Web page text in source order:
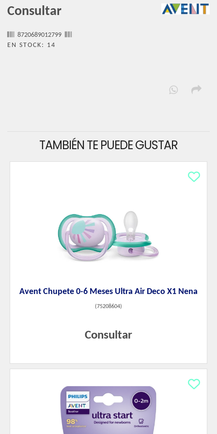
Consultar
8720689012799
EN STOCK: 14
TAMBIÉN TE PUEDE GUSTAR
Avent Chupete 0-6 Meses Ultra Air Deco X1 Nena
(75208604)
Consultar